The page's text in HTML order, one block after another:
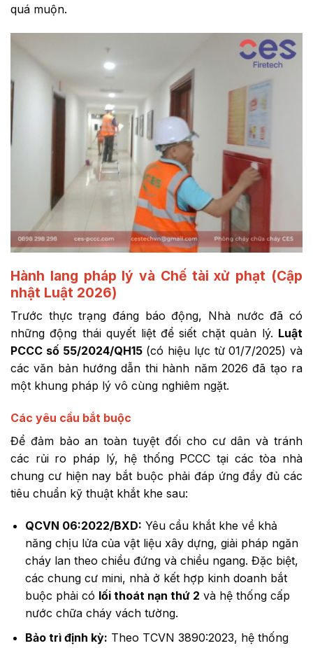
quá muộn.
Hành lang pháp lý và Chế tài xử phạt (Cập
nhật Luật 2026)
Trước thực trạng đáng báo động, Nhà nước đã có
những động thái quyết liệt để siết chặt quản lý. Luật
PCCC số 55/2024/QH15(có hiệu lực từ 01/7/2025) và
các văn bản hướng dẫn thi hành năm 2026 đã tạo ra
một khung pháp lý vô cùng nghiêm ngặt.
Các yêu cầu bắt buộc
Để đảm bảo an toàn tuyệt đối cho cư dân và tránh
các rủi ro pháp lý, hệ thống PCCC tại các tòa nhà
chung cư hiện nay bắt buộc phải đáp ứng đầy đủ các
tiêu chuẩn kỹ thuật khắt khe sau:
QCVN 06:2022/BXD: Yêu cầu khắt khe về khả
năng chịu lửa của vật liệu xây dựng, giải pháp ngăn
cháy lan theo chiều đứng và chiều ngang. Đặc biệt,
các chung cư mini, nhà ở kết hợp kinh doanh bắt
buộc phải có lối thoát nạn thứ 2 và hệ thống cấp
nước chữa cháy vách tường.
Bảo trì định kỳ: Theo TCVN 3890:2023, hệ thống